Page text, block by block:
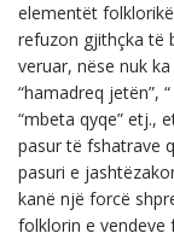
elementët
refuzon gjithçka të
veruar, nëse nuk
“hamadreq jetën”,
“mbeta qyqe” etj.,
pasur të fshatrave
pasuri e
kanë një forcë
folklorin e vendeve